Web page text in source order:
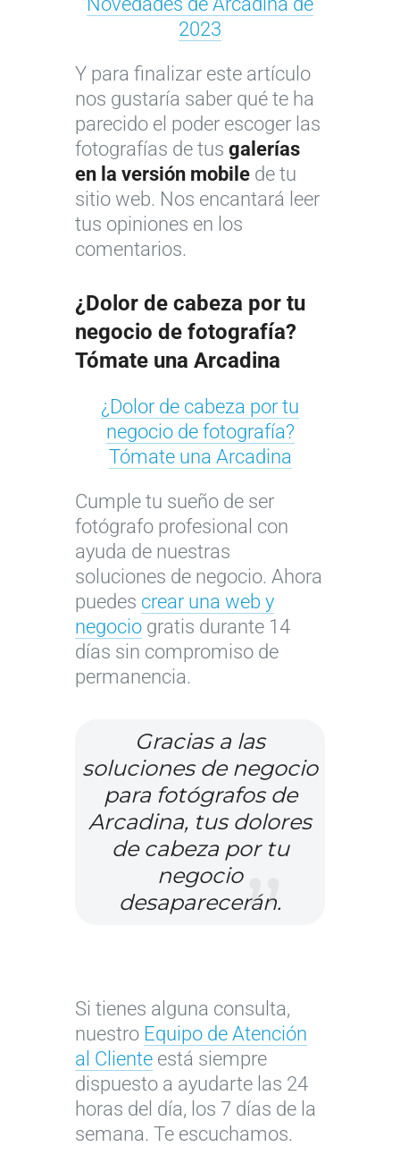
2023
Y para finalizar este artículo
nos gustaría saber qué te ha
parecido el poder escoger las
fotografías de tus galerías
en la versión mobile de tu
sitio web. Nos encantará leer
tus opiniones en los
comentarios.
¿Dolor de cabeza por tu
negocio de fotografía?
Tómate una Arcadina
¿Dolor de cabeza por tu
negocio de fotografía?
Tómate una Arcadina
Cumple tu sueño de ser
fotógrafo profesional con
ayuda de nuestras
soluciones de negocio. Ahora
puedes crear una web y
negocio gratis durante 14
días sin compromiso de
permanencia.
Gracias a las
soluciones de negocio
para fotógrafos de
Arcadina, tus dolores
de cabeza por tu
negocio
desaparecerán.
Si tienes alguna consulta,
nuestro Equipo de Atención
al Cliente está siempre
dispuesto a ayudarte las 24
horas del día, los 7 días de la
semana. Te escuchamos.
8
+
1
s
t
r
a
t
e
g
i
s
l
a
v
e
p
a
t
i
m
z
a
U
n
f
o
t
g
r
a
í
a
:
c
ó
m
o
j
r
a
r
l
a
e
i
e
n
c
i
a
¿
Q
r
e
s
t
n
e
r
x
i
t
o
c
o
n
s
i
t
i
o
w
e
b
t
o
g
r
a
f
¿
C
ó
m
r
a
r
n
a
p
á
g
i
a
w
e
b
t
o
g
r
a
f
o
f
e
s
o